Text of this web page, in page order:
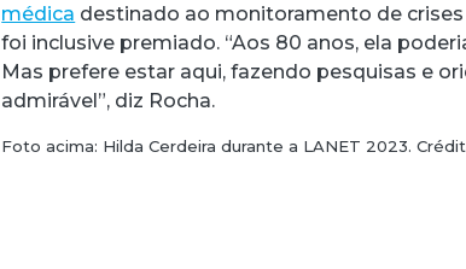
médica destinado ao monitoramento de
foi inclusive premiado. “Aos 80 anos, ela
Mas prefere estar aqui, fazendo pesquisas e
admirável”, diz Rocha.
Foto acima: Hilda Cerdeira durante a LANET 2023.